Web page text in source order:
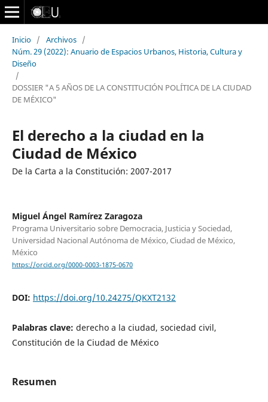
Inicio / Archivos /
Núm. 29 (2022): Anuario de Espacios Urbanos, Historia, Cultura y
Diseño
/
DOSSIER "A 5 AÑOS DE LA CONSTITUCIÓN POLÍTICA DE LA CIUDAD
DE MÉXICO"
El derecho a la ciudad en la
Ciudad de México
De la Carta a la Constitución: 2007-2017
Miguel Ángel Ramírez Zaragoza
Programa Universitario sobre Democracia, Justicia y Sociedad,
Universidad Nacional Autónoma de México, Ciudad de México,
México
https://orcid.org/0000-0003-1875-0670
DOI: https://doi.org/10.24275/QKXT2132
Palabras clave: derecho a la ciudad, sociedad civil,
Constitución de la Ciudad de México
Resumen